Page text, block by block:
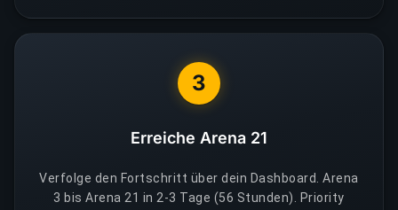
3
Erreiche Arena 21
Verfolge den Fortschritt über dein Dashboard. Arena
3 bis Arena 21 in 2-3 Tage (56 Stunden). Priority